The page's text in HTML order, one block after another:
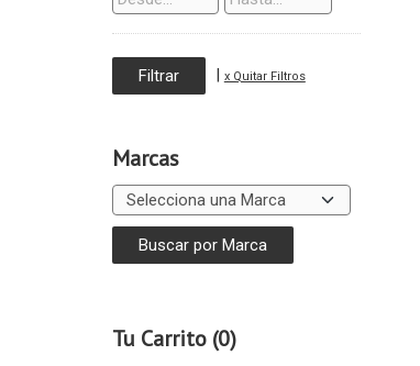
| x Quitar Filtros
Marcas
Tu Carrito (0)